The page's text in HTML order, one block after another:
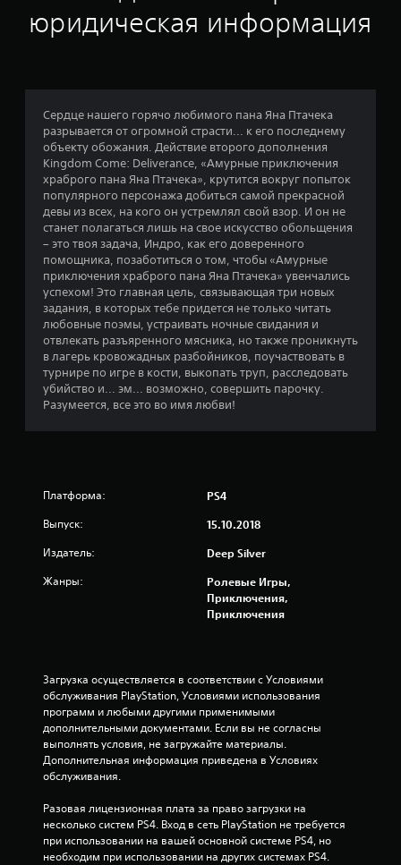
к
:
4
.
5
4
з
п
я
т
а
юридическая информация
Сердце нашего горячо любимого пана Яна Птачека
разрывается от огромной страсти... к его последнему
объекту обожания. Действие второго дополнения
Kingdom Come: Deliverance, «Амурные приключения
храброго пана Яна Птачека», крутится вокруг попыток
популярного персонажа добиться самой прекрасной
девы из всех, на кого он устремлял свой взор. И он не
станет полагаться лишь на свое искусство обольщения
– это твоя задача, Индро, как его доверенного
помощника, позаботиться о том, чтобы «Амурные
приключения храброго пана Яна Птачека» увенчались
успехом! Это главная цель, связывающая три новых
задания, в которых тебе придется не только читать
любовные поэмы, устраивать ночные свидания и
отвлекать разъяренного мясника, но также проникнуть
в лагерь кровожадных разбойников, поучаствовать в
турнире по игре в кости, выкопать труп, расследовать
убийство и... эм... возможно, совершить парочку.
Разумеется, все это во имя любви!
Платформа: PS4
Выпуск: 15.10.2018
Издатель: Deep Silver
Жанры:
Ролевые Игры,
Приключения,
Приключения
Загрузка осуществляется в соответствии с Условиями
обслуживания PlayStation, Условиями использования
программ и любыми другими применимыми
дополнительными документами. Если вы не согласны
выполнять условия, не загружайте материалы.
Дополнительная информация приведена в Условиях
обслуживания.
Разовая лицензионная плата за право загрузки на
несколько систем PS4. Вход в сеть PlayStation не требуется
при использовании на вашей основной системе PS4, но
необходим при использовании на других системах PS4.